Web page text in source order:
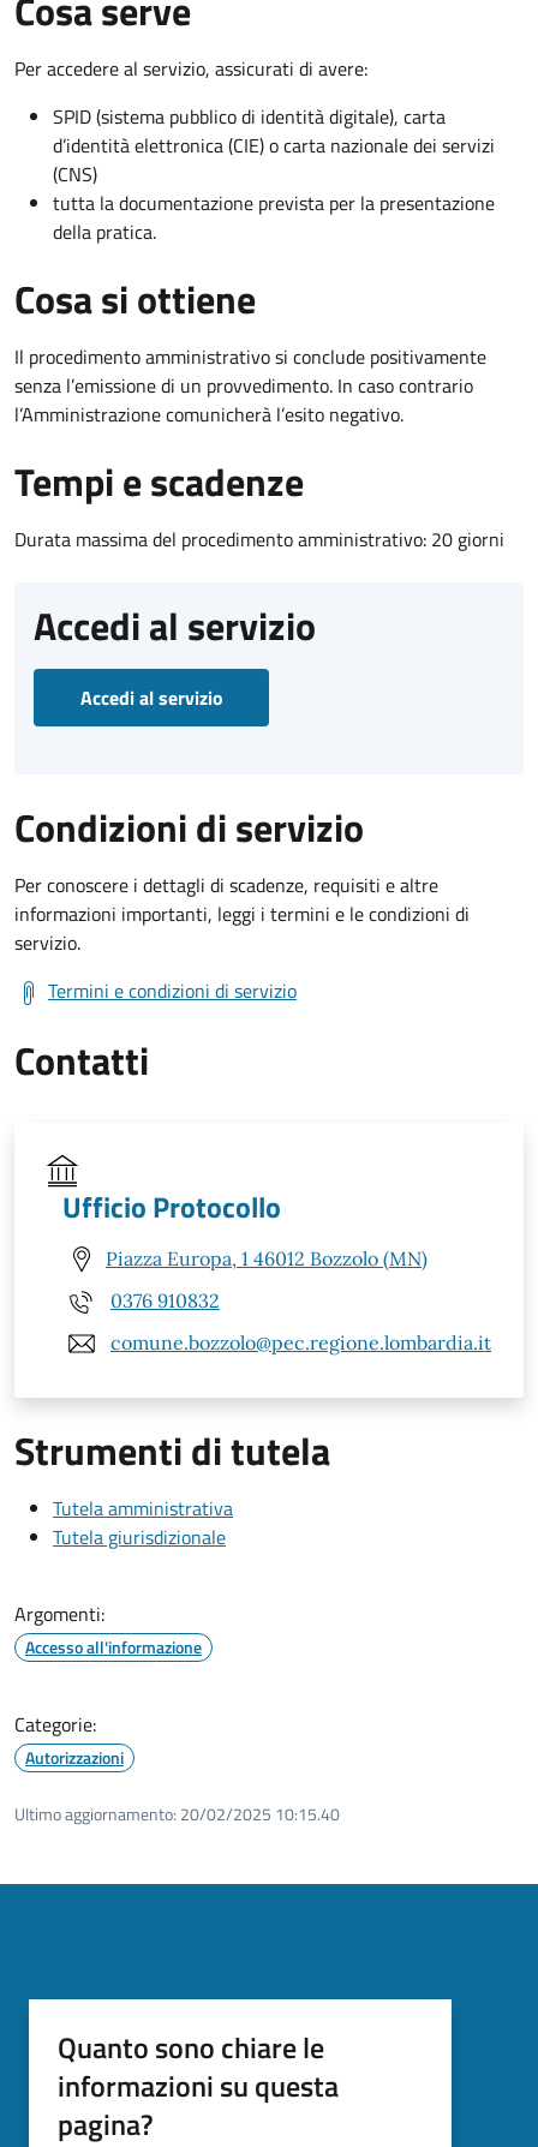
Per accedere al servizio, assicurati di avere:
SPID (sistema pubblico di identità digitale), carta
d’identità elettronica (CIE) o carta nazionale dei servizi
(CNS)
tutta la documentazione prevista per la presentazione
della pratica.
Cosa si ottiene
Il procedimento amministrativo si conclude positivamente
senza l’emissione di un provvedimento. In caso contrario
l’Amministrazione comunicherà l’esito negativo.
Tempi e scadenze
Durata massima del procedimento amministrativo: 20 giorni
Accedi al servizio
Accedi al servizio
Condizioni di servizio
Per conoscere i dettagli di scadenze, requisiti e altre
informazioni importanti, leggi i termini e le condizioni di
servizio.
Termini e condizioni di servizio
Contatti
Ufficio Protocollo
Piazza Europa, 1 46012 Bozzolo (MN)
0376 910832
comune.bozzolo@pec.regione.lombardia.it
Strumenti di tutela
Tutela amministrativa
Tutela giurisdizionale
Argomenti:
Accesso all'informazione
Categorie:
Autorizzazioni
Ultimo aggiornamento: 20/02/2025 10:15.40
Quanto sono chiare le
informazioni su questa
pagina?